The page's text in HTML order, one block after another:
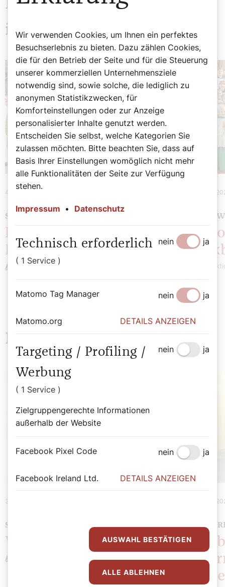
Das könnte Sie auch
interessieren
4. Februar 2025
SEHENSWERT
Potpourri: Diözesaner
Rückblick
Redaktion
28. Jänner
Neueste Beiträge
31. August 2026
SOMMERMEINUNG
Wie spricht Gott?
10. August
800
Treue
Wir verwenden Cookies, um Ihnen ein perfektes
Besuchserlebnis zu bieten. Dazu zählen Cookies,
die für den Betrieb der Seite und für die Steuerung
unserer kommerziellen Unternehmensziele
notwendig sind, sowie solche, die lediglich zu
anonymen Statistikzwecken, für
Komforteinstellungen oder zur Anzeige
personalisierter Inhalte genutzt werden.
Entscheiden Sie selbst, welche Kategorien Sie
zulassen möchten. Bitte beachten Sie, dass auf
Basis Ihrer Einstellungen womöglich nicht mehr
alle Funktionalitäten der Seite zur Verfügung
stehen.
Impressum • Datenschutz
Technisch erforderlich
( 1 Service )
nein ja
Matomo Tag Manager nein ja
Matomo.org DETAILS ANZEIGEN
Targeting / Profiling /
Werbung
( 1 Service )
Zielgruppengerechte Informationen
außerhalb der Website
nein ja
Facebook Pixel Code nein ja
Facebook Ireland Ltd. DETAILS ANZEIGEN
AUSWAHL BESTÄTIGEN
ALLE ABLEHNEN